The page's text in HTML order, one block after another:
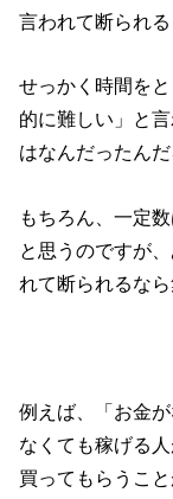
言われて断られ
せっかく時間を
的に難しい」と
はなんだったん
もちろん、一定
と思うのですが
れて断られるな
例えば、「お金
なくても稼げる
買ってもらうこ